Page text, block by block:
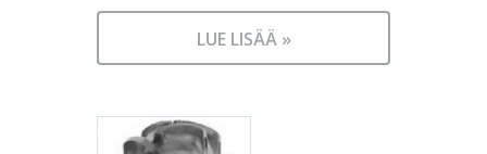
LUE LISÄÄ »